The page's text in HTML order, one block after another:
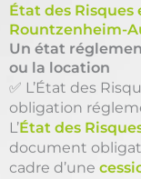
État des Risques
Rountzenheim-
Un état
ou la location
✅ L’État des
obligation
L’État des
document
cadre d’une